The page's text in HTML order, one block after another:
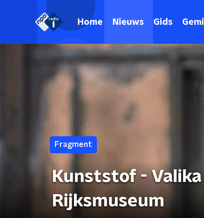
Home Nieuws Gids
Fragment
Kunststof -
Rijksmuseum